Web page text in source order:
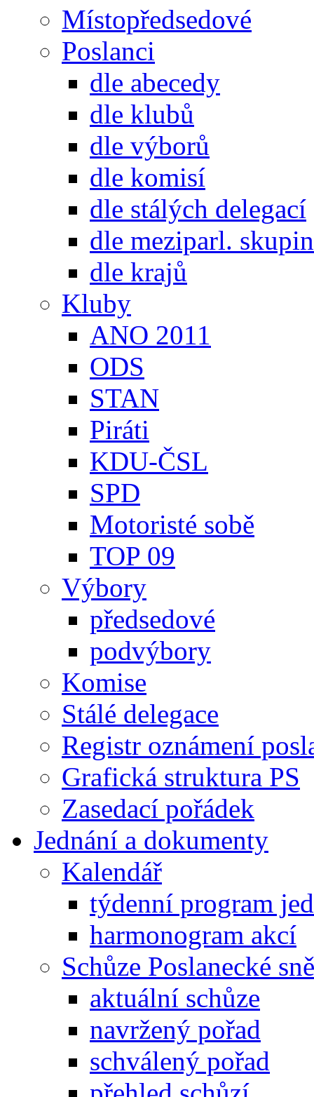
Místopředsedové
Poslanci
dle abecedy
dle klubů
dle výborů
dle komisí
dle stálých delegací
dle meziparl. skupin
dle krajů
Kluby
ANO 2011
ODS
STAN
Piráti
KDU-ČSL
SPD
Motoristé sobě
TOP 09
Výbory
předsedové
podvýbory
Komise
Stálé delegace
Registr oznámení
Grafická struktura PS
Zasedací pořádek
Jednání a dokumenty
Kalendář
týdenní program
harmonogram akcí
Schůze Poslanecké
aktuální schůze
navržený pořad
schválený pořad